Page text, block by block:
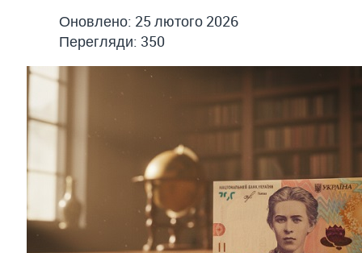
Оновлено: 25 лютого 2026
Перегляди: 350